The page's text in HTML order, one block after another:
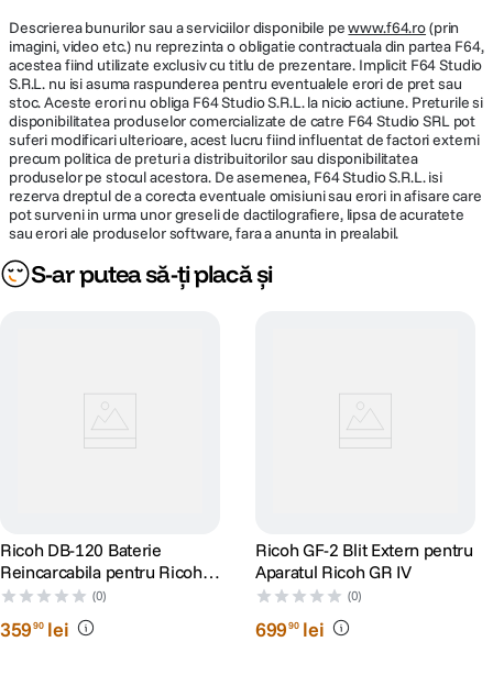
Rezolutii
inregistrate
25.74 Megapixel (6192 x 4128)
Format fisiere JPEG, DNG RAW (14-bit)
Sensibilitate
ISO
ISO 100 – 204800
Masurarea
Multi, Center-weighted, Spot
rafala
~4 fps
Temporizator
Descrierea bunurilor sau a serviciilor disponibile pewww.f64.ro(prin
imagini, video etc.) nu reprezinta o obligatie contractuala din partea F64,
acestea fiind utilizate exclusiv cu titlu de prezentare. Implicit F64 Studio
S.R.L. nu isi asuma raspunderea pentru eventualele erori de pret sau
stoc. Aceste erori nu obliga F64 Studio S.R.L. la nicio actiune. Preturile si
disponibilitatea produselor comercializate de catre F64 Studio SRL pot
suferi modificari ulterioare, acest lucru fiind influentat de factori externi
precum politica de preturi a distribuitorilor sau disponibilitatea
produselor pe stocul acestora. De asemenea, F64 Studio S.R.L. isi
rezerva dreptul de a corecta eventuale omisiuni sau erori in afisare care
pot surveni in urma unor greseli de dactilografiere, lipsa de acuratete
sau erori ale produselor software, fara a anunta in prealabil.
S-ar putea să-ți placă și
Ricoh DB-120 Baterie
Reincarcabila pentru Ricoh
GR IV 1800 mAh
(0)
35990 lei
Ricoh GF-2 Blit Extern pentru
Aparatul Ricoh GR IV
(0)
69990 lei